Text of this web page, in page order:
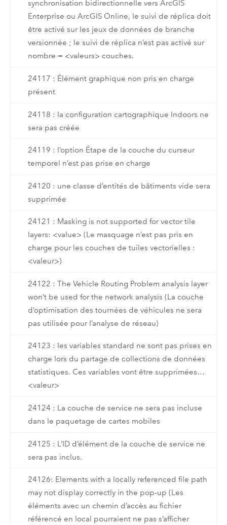
synchronisation bidirectionnelle vers ArcGIS
Enterprise ou ArcGIS Online, le suivi de réplica doit
être activé sur les jeux de données de branche
versionnée ; le suivi de réplica n’est pas activé sur
nombre = <valeurs> couches.
24117 : Élément graphique non pris en charge
présent
24118 : la configuration cartographique Indoors ne
sera pas créée
24119 : l’option Étape de la couche du curseur
temporel n’est pas prise en charge
24120 : une classe d’entités de bâtiments vide sera
supprimée
24121 : Masking is not supported for vector tile
layers: <value> (Le masquage n’est pas pris en
charge pour les couches de tuiles vectorielles :
<valeur>)
24122 : The Vehicle Routing Problem analysis layer
won’t be used for the network analysis (La couche
d’optimisation des tournées de véhicules ne sera
pas utilisée pour l’analyse de réseau)
24123 : les variables standard ne sont pas prises en
charge lors du partage de collections de données
statistiques. Ces variables vont être supprimées…
<valeur>
24124 : La couche de service ne sera pas incluse
dans le paquetage de cartes mobiles
24125 : L’ID d’élément de la couche de service ne
sera pas inclus.
24126: Elements with a locally referenced file path
may not display correctly in the pop-up (Les
éléments avec un chemin d’accès au fichier
référencé en local pourraient ne pas s’afficher